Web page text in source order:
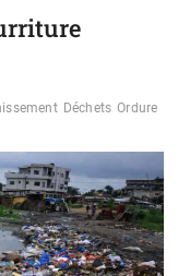
Déchets Ordure